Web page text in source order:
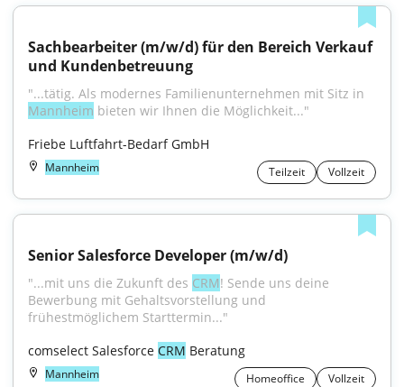
Sachbearbeiter (m/w/d) für den Bereich Verkauf
und Kundenbetreuung
Mannheim bieten wir Ihnen die Möglichkeit..."
Friebe Luftfahrt-Bedarf GmbH
Mannheim Teilzeit Vollzeit
Senior Salesforce Developer (m/w/d)
"...mit uns die Zukunft des CRM! Sende uns deine
Bewerbung mit Gehaltsvorstellung und
frühestmöglichem Starttermin..."
comselect Salesforce CRM Beratung
Mannheim Homeoffice Vollzeit